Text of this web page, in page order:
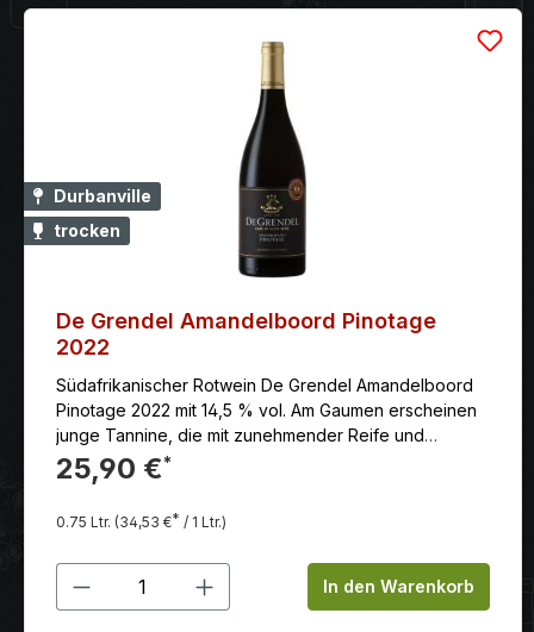
Durbanville
trocken
De Grendel Amandelboord Pinotage
2022
Südafrikanischer Rotwein De Grendel Amandelboord
Pinotage 2022 mit 14,5 % vol. Am Gaumen erscheinen
junge Tannine, die mit zunehmender Reife und
Belüftung immer weicher werden. Leichte Röstaromen
sind erkennbar, gefolgt von süßen gedunsteten
Pflaumen.
25,90 €*
0.75 Ltr. (34,53 €* / 1 Ltr.)
Produkt Anzahl: Gib denIn den Warenkorb